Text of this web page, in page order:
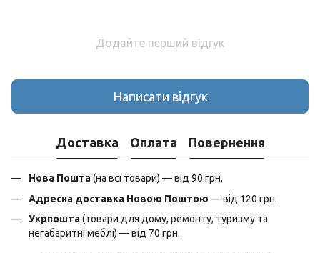
Додайте перший відгук
Написати відгук
Доставка Оплата Повернення
Нова Пошта(на всі товари) — від 90 грн.
Адресна доставка Новою Поштою — від 120 грн.
Укрпошта(товари для дому, ремонту, туризму та
негабаритні меблі) — від 70 грн.